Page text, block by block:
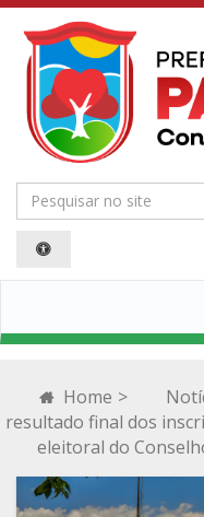
Home >
resultado final dos
eleitoral do